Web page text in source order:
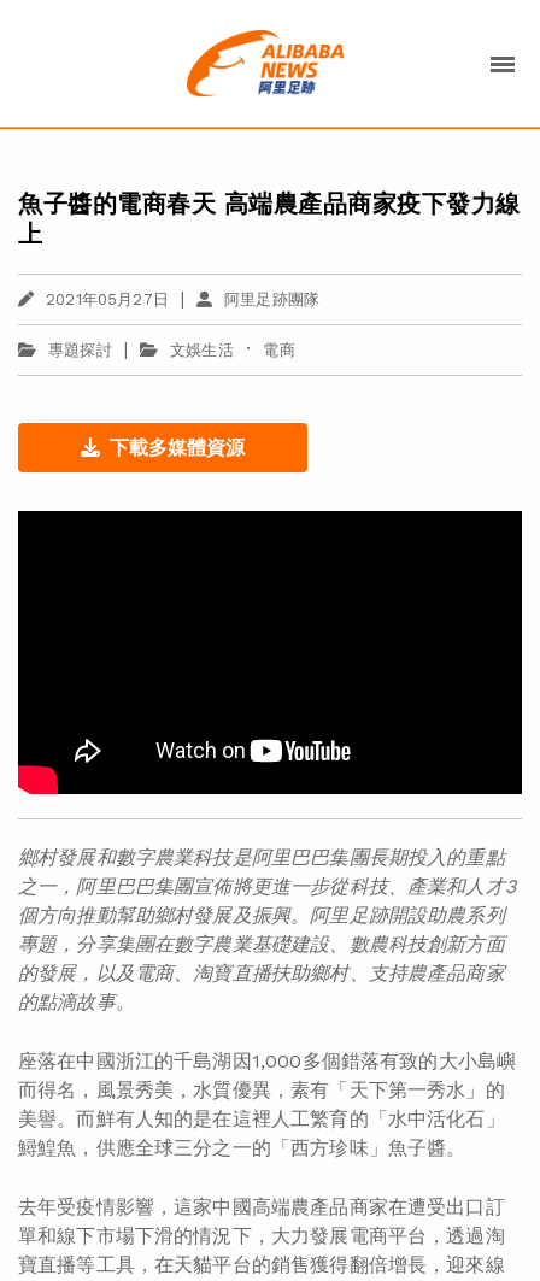
魚子醬的電商春天 高端農產品商家疫下發力線
上
2021年05月27日 | 阿里足跡團隊
專題探討 | 文娛生活 · 電商
下載多媒體資源
鄉村發展和數字農業科技是阿里巴巴集團長期投入的重點
之一，阿里巴巴集團宣佈將更進一步從科技、產業和人才3
個方向推動幫助鄉村發展及振興。阿里足跡開設助農系列
專題，分享集團在數字農業基礎建設、數農科技創新方面
的發展，以及電商、淘寶直播扶助鄉村、支持農產品商家
的點滴故事。
座落在中國浙江的千島湖因1,000多個錯落有致的大小島嶼
而得名，風景秀美，水質優異，素有「天下第一秀水」的
美譽。而鮮有人知的是在這裡人工繁育的「水中活化石」
鱘鰉魚，供應全球三分之一的「西方珍味」魚子醬。
去年受疫情影響，這家中國高端農產品商家在遭受出口訂
單和線下市場下滑的情況下，大力發展電商平台，透過淘
寶直播等工具，在天貓平台的銷售獲得翻倍增長，迎來線